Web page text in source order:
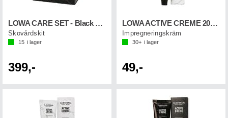
LOWA CARE SET - Black Edition
Skovårdskit
15 i lager
399,-
LOWA ACTIVE CREME 20ML PFC FREE Transp.
Impregneringskräm
30+ i lager
49,-